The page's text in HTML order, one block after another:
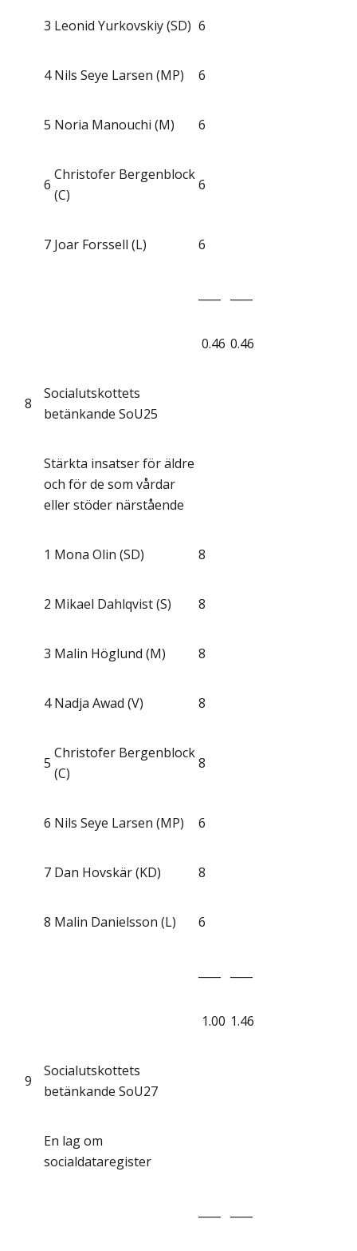
3 Leonid Yurkovskiy (SD) 6
4 Nils Seye Larsen (MP) 6
5 Noria Manouchi (M) 6
6
Christofer Bergenblock
(C)
6
7 Joar Forssell (L) 6
0.46 0.46
8
Socialutskottets
betänkande SoU25
Stärkta insatser för äldre
och för de som vårdar
eller stöder närstående
1 Mona Olin (SD) 8
2 Mikael Dahlqvist (S) 8
3 Malin Höglund (M) 8
4 Nadja Awad (V) 8
5
Christofer Bergenblock
(C)
8
6 Nils Seye Larsen (MP) 6
7 Dan Hovskär (KD) 8
8 Malin Danielsson (L) 6
1.00 1.46
9
Socialutskottets
betänkande SoU27
En lag om
socialdataregister